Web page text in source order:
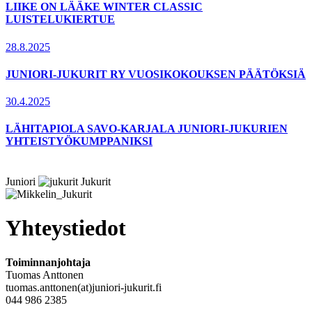
LIIKE ON LÄÄKE WINTER CLASSIC
LUISTELUKIERTUE
28.8.2025
JUNIORI-JUKURIT RY VUOSIKOKOUKSEN PÄÄTÖKSIÄ
30.4.2025
LÄHITAPIOLA SAVO-KARJALA JUNIORI-JUKURIEN
YHTEISTYÖKUMPPANIKSI
Juniori Jukurit
Yhteystiedot
Toiminnanjohtaja
Tuomas Anttonen
tuomas.anttonen(at)juniori-jukurit.fi
044 986 2385